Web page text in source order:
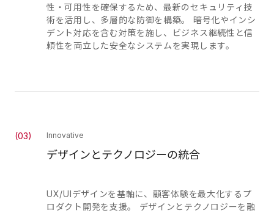
性・可用性を確保するため、最新のセキュリティ技
術を活用し、多層的な防御を構築。 暗号化やインシ
デント対応を含む対策を施し、ビジネス継続性と信
頼性を両立した安全なシステムを実現します。
(03) Innovative
デザインとテクノロジーの統合
UX/UIデザインを基軸に、顧客体験を最大化するプ
ロダクト開発を支援。 デザインとテクノロジーを融